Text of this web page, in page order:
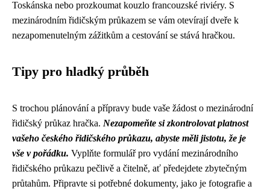
Toskánska nebo prozkoumat kouzlo francouzské riviéry. S
mezinárodním řidičským průkazem se vám otevírají dveře k
nezapomenutelným zážitkům a cestování se stává hračkou.
Tipy pro hladký průběh
S trochou plánování a přípravy bude vaše žádost o mezinárodní
řidičský průkaz hračka. Nezapomeňte si zkontrolovat platnost
vašeho českého řidičského průkazu, abyste měli jistotu, že je
vše v pořádku. Vyplňte formulář pro vydání mezinárodního
řidičského průkazu pečlivě a čitelně, ať předejdete zbytečným
průtahům. Připravte si potřebné dokumenty, jako je fotografie a